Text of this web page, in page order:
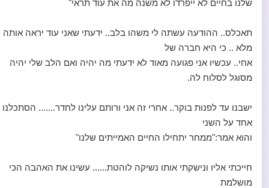
שלנו בחיים לא ייפרדו לא משנה מה את עוד תראי"
תאכלס.. ההודעה עשתה לי משהו בלב.. ידעתי שאני עוד יראה אותה
מלא .. כי היא חברה של
אחי.. עכשיו אני פגועה מאוד לא ידעתי מה יהיה ואם הלב שלי יהיה
מסוגל לסלוח לה.
ישבנו עד לפנות בוקר.. אחרי זה אני ורותם עלינו לחדר....... הסתכלנו
אחד על השני
והוא אמר:"ממחר יתחילו החיים האמייתים שלנו"
חייכתי אליו ונישקתי אותו נשיקה לוהטת...... עשינו את האהבה הכי
מושלמת